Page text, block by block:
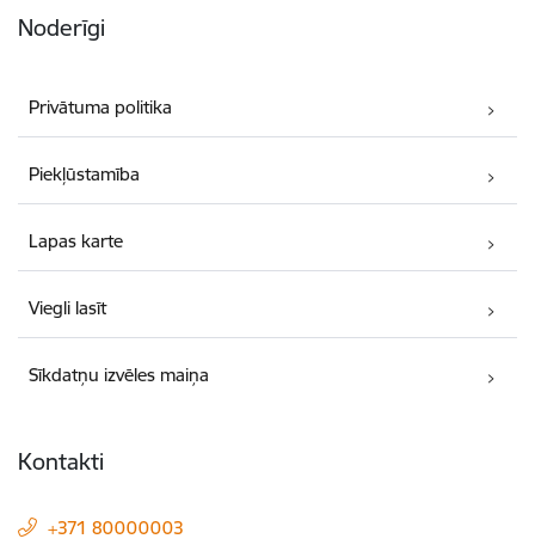
Noderīgi
Privātuma politika
Piekļūstamība
Lapas karte
Viegli lasīt
Sīkdatņu izvēles maiņa
Kontakti
+371 80000003